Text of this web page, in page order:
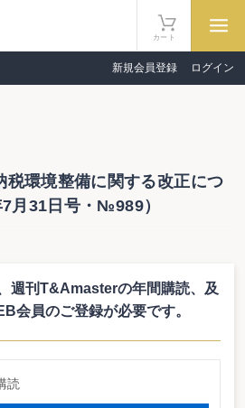
カート
新規会員登録 ログイン
税環境整備に関する改正につ
月31日号・№989）
備関係の改正
週刊T&Amasterの年間購読、 及
会員のご登録が必要です。
読